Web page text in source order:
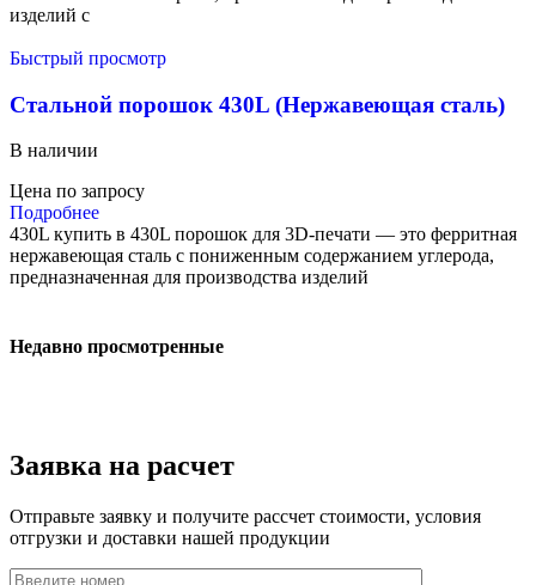
изделий с
Быстрый просмотр
Стальной порошок 430L (Нержавеющая сталь)
В наличии
Цена по запросу
Подробнее
430L купить в 430L порошок для 3D-печати — это ферритная
нержавеющая сталь с пониженным содержанием углерода,
предназначенная для производства изделий
Недавно просмотренные
Заявка на расчет
Отправьте заявку и получите рассчет стоимости, условия
отгрузки и доставки нашей продукции